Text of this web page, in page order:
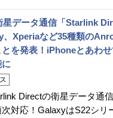
星データ通信「Starlink
、Xperiaなど35種類の
を発表！iPhoneとあわせ
Directの衛星データ通
次対応！GalaxyはS22シリ